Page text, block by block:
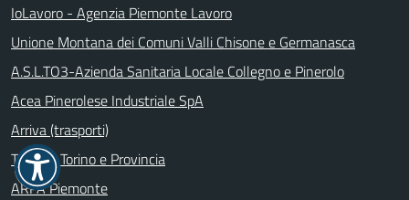
IoLavoro - Agenzia Piemonte Lavoro
Unione Montana dei Comuni Valli Chisone e Germanasca
A.S.L.TO3-Azienda Sanitaria Locale Collegno e Pinerolo
Acea Pinerolese Industriale SpA
Arriva (trasporti)
Turismo Torino e Provincia
ARPA Piemonte